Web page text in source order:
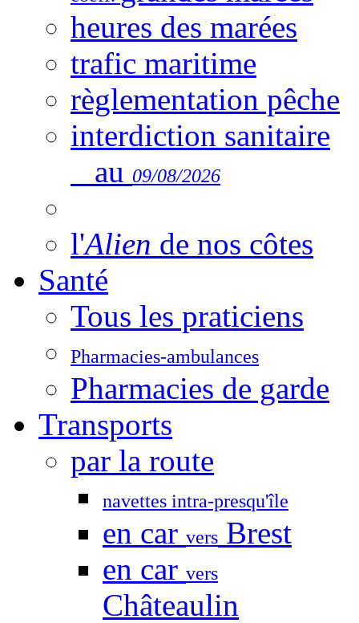
heures des marées
trafic maritime
règlementation pêche
interdiction sanitaire
au 09/08/2026
l'Alien de nos côtes
Santé
Tous les praticiens
Pharmacies-ambulances
Pharmacies de garde
Transports
par la route
navettes intra-presqu'île
en car vers Brest
en car vers
Châteaulin